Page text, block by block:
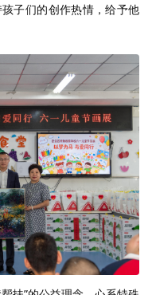
子们的创作热情，给予他